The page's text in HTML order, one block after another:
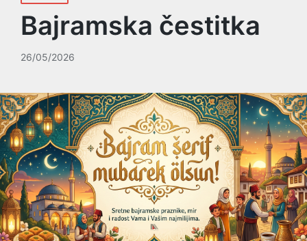
in
Bajramska čestitka
26/05/2026